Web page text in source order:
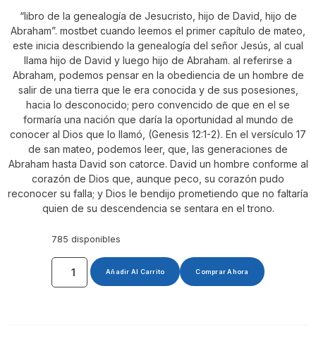
“libro de la genealogía de Jesucristo, hijo de David, hijo de
Abraham”. mostbet cuando leemos el primer capítulo de mateo,
este inicia describiendo la genealogía del señor Jesús, al cual
llama hijo de David y luego hijo de Abraham. al referirse a
Abraham, podemos pensar en la obediencia de un hombre de
salir de una tierra que le era conocida y de sus posesiones,
hacia lo desconocido; pero convencido de que en el se
formaría una nación que daría la oportunidad al mundo de
conocer al Dios que lo llamó, (Genesis 12:1-2). En el versículo 17
de san mateo, podemos leer, que, las generaciones de
Abraham hasta David son catorce. David un hombre conforme al
corazón de Dios que, aunque peco, su corazón pudo
reconocer su falla; y Dios le bendijo prometiendo que no faltaría
quien de su descendencia se sentara en el trono.
785 disponibles
Añadir Al Carrito Comprar Ahora